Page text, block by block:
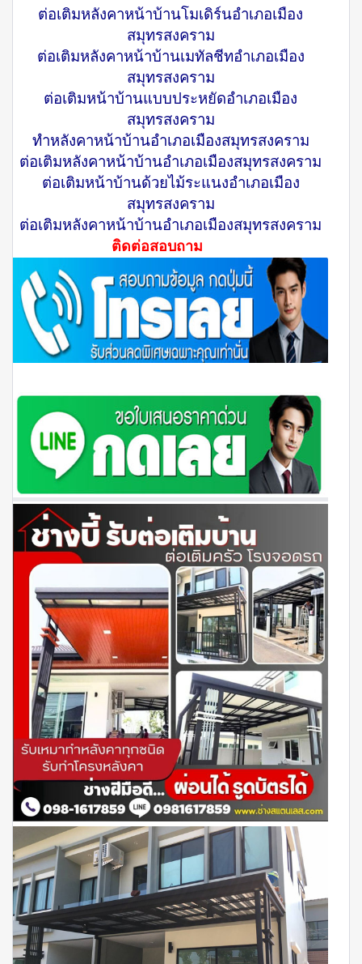
ต่อเติมหลังคาหน้าบ้านโมเดิร์นอำเภอเมือง
สมุทรสงคราม
ต่อเติมหลังคาหน้าบ้านเมทัลชีทอำเภอเมือง
สมุทรสงคราม
ต่อเติมหน้าบ้านแบบประหยัดอำเภอเมือง
สมุทรสงคราม
ทําหลังคาหน้าบ้านอำเภอเมืองสมุทรสงคราม
ต่อเติมหลังคาหน้าบ้านอำเภอเมืองสมุทรสงคราม
ต่อเติมหน้าบ้านด้วยไม้ระแนงอำเภอเมือง
สมุทรสงคราม
ต่อเติมหลังคาหน้าบ้านอำเภอเมืองสมุทรสงคราม
ติดต่อสอบถาม